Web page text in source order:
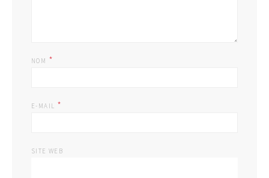
NOM *
E-MAIL *
SITE WEB